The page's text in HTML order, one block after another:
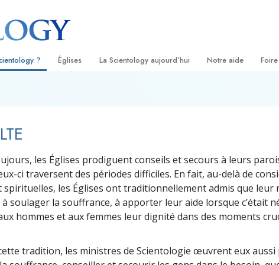
?
la Scientologie
église
de la
Églises
Base à terre de Flag
Freewinds
Apporter la Scientologie au monde
entier
La Scientology aujourd’hui Notre aide
Narconon
La vérité sur la
Tous unis pour les
les Églises prodiguent conseils et secours à leurs
ci traversent des périodes difficiles. En fait, au-delà de
spirituelles, les Églises ont traditionnellement admis que leur
soulager la souffrance, à apporter leur aide lorsque c’était
hommes et aux femmes leur dignité dans des moments
tradition, les ministres de Scientologie œuvrent eux